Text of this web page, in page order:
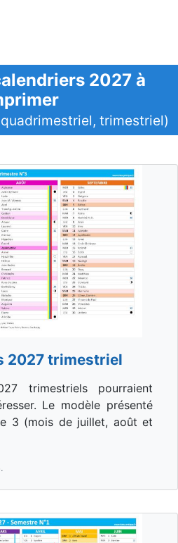
2027 à
trimestriel)
2027 trimestriel
trimestriels pourraient
Le modèle présenté
3 (mois de juillet, août et